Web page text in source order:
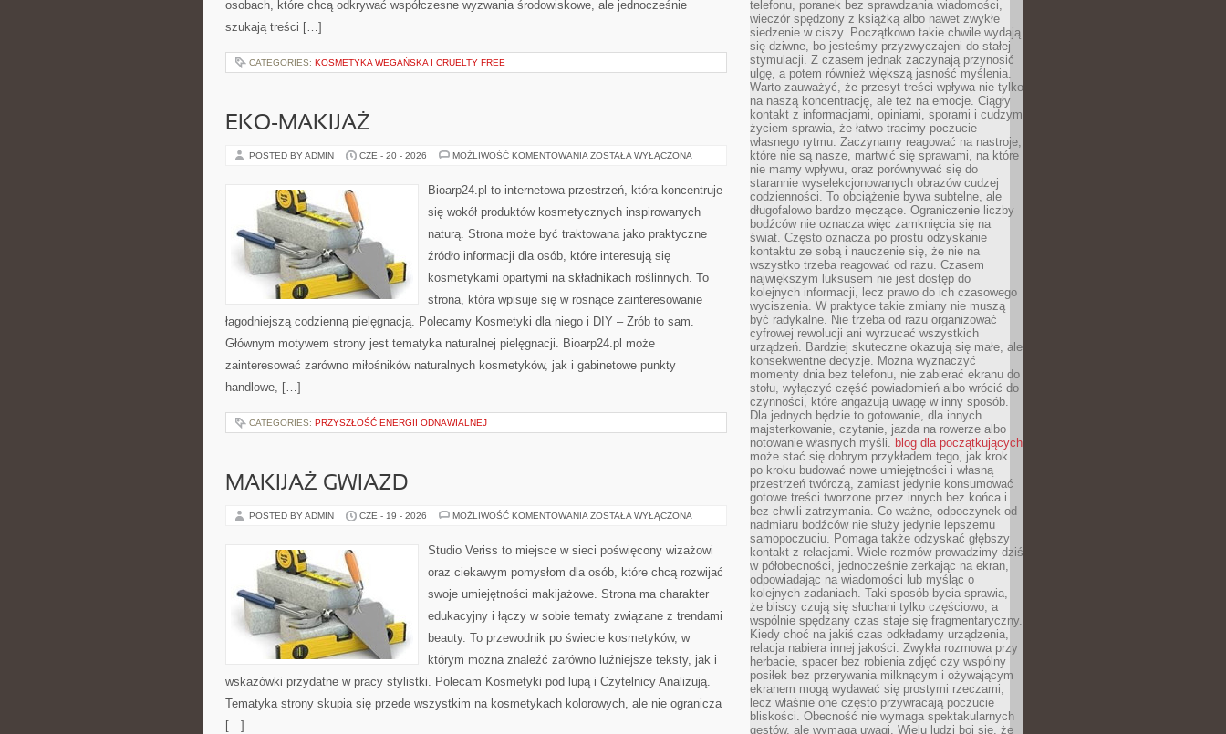
osobach, które chcą odkrywać współczesne wyzwania środowiskowe, ale jednocześnie
szukają treści […]
CATEGORIES: KOSMETYKA WEGAŃSKA I CRUELTY FREE
EKO-MAKIJAŻ
POSTED BY ADMIN CZE - 20 - 2026 MOŻLIWOŚĆ KOMENTOWANIA EKO-
ZOSTAŁA WYŁĄCZONA
Bioarp24.pl to internetowa przestrzeń, która koncentruje
się wokół produktów kosmetycznych inspirowanych
naturą. Strona może być traktowana jako praktyczne
źródło informacji dla osób, które interesują się
kosmetykami opartymi na składnikach roślinnych. To
strona, która wpisuje się w rosnące zainteresowanie
łagodniejszą codzienną pielęgnacją. Polecamy Kosmetyki dla niego i DIY – Zrób to sam.
Głównym motywem strony jest tematyka naturalnej pielęgnacji. Bioarp24.pl może
zainteresować zarówno miłośników naturalnych kosmetyków, jak i gabinetowe punkty
handlowe, […]
CATEGORIES: PRZYSZŁOŚĆ ENERGII ODNAWIALNEJ
MAKIJAŻ GWIAZD
POSTED BY ADMIN CZE - 19 - 2026 MOŻLIWOŚĆ KOMENTOWANIA MAKIJAŻ
ZOSTAŁA WYŁĄCZONA
Studio Veriss to miejsce w sieci poświęcony wizażowi
oraz ciekawym pomysłom dla osób, które chcą rozwijać
swoje umiejętności makijażowe. Strona ma charakter
edukacyjny i łączy w sobie tematy związane z trendami
beauty. To przewodnik po świecie kosmetyków, w
którym można znaleźć zarówno luźniejsze teksty, jak i
wskazówki przydatne w pracy stylistki. Polecam Kosmetyki pod lupą i Czytelnicy Analizują.
Tematyka strony skupia się przede wszystkim na kosmetykach kolorowych, ale nie ogranicza
[…]
telefonu, poranek bez sprawdzania wiadomości,
wieczór spędzony z książką albo nawet zwykłe
siedzenie w ciszy. Początkowo takie chwile wydają
się dziwne, bo jesteśmy przyzwyczajeni do stałej
stymulacji. Z czasem jednak zaczynają przynosić
ulgę, a potem również większą jasność myślenia.
Warto zauważyć, że przesyt treści wpływa nie tylko
na naszą koncentrację, ale też na emocje. Ciągły
kontakt z informacjami, opiniami, sporami i cudzym
życiem sprawia, że łatwo tracimy poczucie
własnego rytmu. Zaczynamy reagować na nastroje,
które nie są nasze, martwić się sprawami, na które
nie mamy wpływu, oraz porównywać się do
starannie wyselekcjonowanych obrazów cudzej
codzienności. To obciążenie bywa subtelne, ale
długofalowo bardzo męczące. Ograniczenie liczby
bodźców nie oznacza więc zamknięcia się na
świat. Często oznacza po prostu odzyskanie
kontaktu ze sobą i nauczenie się, że nie na
wszystko trzeba reagować od razu. Czasem
największym luksusem nie jest dostęp do
kolejnych informacji, lecz prawo do ich czasowego
wyciszenia. W praktyce takie zmiany nie muszą
być radykalne. Nie trzeba od razu organizować
cyfrowej rewolucji ani wyrzucać wszystkich
urządzeń. Bardziej skuteczne okazują się małe, ale
konsekwentne decyzje. Można wyznaczyć
momenty dnia bez telefonu, nie zabierać ekranu do
stołu, wyłączyć część powiadomień albo wrócić do
czynności, które angażują uwagę w inny sposób.
Dla jednych będzie to gotowanie, dla innych
majsterkowanie, czytanie, jazda na rowerze albo
notowanie własnych myśli. blog dla początkujących
może stać się dobrym przykładem tego, jak krok
po kroku budować nowe umiejętności i własną
przestrzeń twórczą, zamiast jedynie konsumować
gotowe treści tworzone przez innych bez końca i
bez chwili zatrzymania. Co ważne, odpoczynek od
nadmiaru bodźców nie służy jedynie lepszemu
samopoczuciu. Pomaga także odzyskać głębszy
kontakt z relacjami. Wiele rozmów prowadzimy dziś
w półobecności, jednocześnie zerkając na ekran,
odpowiadając na wiadomości lub myśląc o
kolejnych zadaniach. Taki sposób bycia sprawia,
że bliscy czują się słuchani tylko częściowo, a
wspólnie spędzany czas staje się fragmentaryczny.
Kiedy choć na jakiś czas odkładamy urządzenia,
relacja nabiera innej jakości. Zwykła rozmowa przy
herbacie, spacer bez robienia zdjęć czy wspólny
posiłek bez przerywania milknącym i ożywającym
ekranem mogą wydawać się prostymi rzeczami,
lecz właśnie one często przywracają poczucie
bliskości. Obecność nie wymaga spektakularnych
gestów, ale wymaga uwagi. Wielu ludzi boi się, że